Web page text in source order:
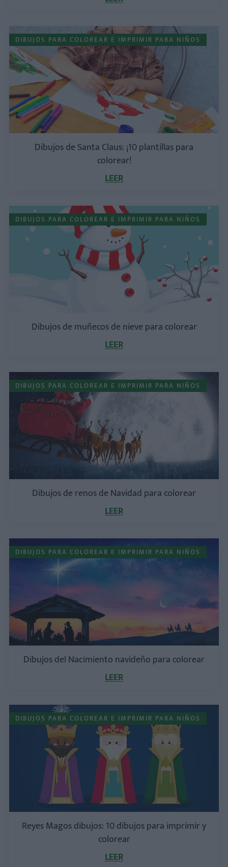
DIBUJOS PARA COLOREAR E IMPRIMIR PARA NIÑOS
Dibujos de Santa Claus: ¡10 plantillas para
colorear!
LEER
DIBUJOS PARA COLOREAR E IMPRIMIR PARA NIÑOS
Dibujos de muñecos de nieve para colorear
LEER
DIBUJOS PARA COLOREAR E IMPRIMIR PARA NIÑOS
Dibujos de renos de Navidad para colorear
LEER
DIBUJOS PARA COLOREAR E IMPRIMIR PARA NIÑOS
Dibujos del Nacimiento navideño para colorear
LEER
DIBUJOS PARA COLOREAR E IMPRIMIR PARA NIÑOS
Reyes Magos dibujos: 10 dibujos para imprimir y
colorear
LEER